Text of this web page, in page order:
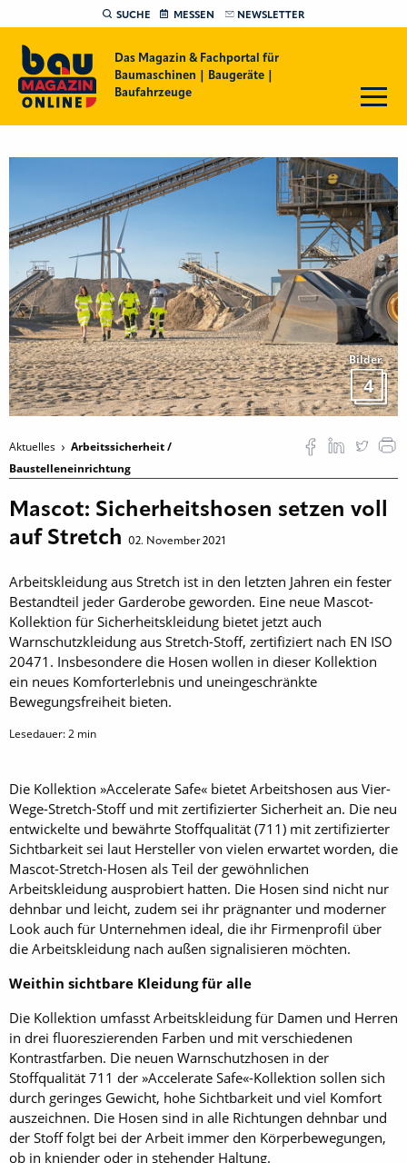
SUCHE MESSEN NEWSLETTER
Das Magazin & Fachportal für
Baumaschinen | Baugeräte |
Baufahrzeuge
Bilder
4
Aktuelles
Arbeitssicherheit /
Baustelleneinrichtung
Mascot: Sicherheitshosen setzen voll
auf Stretch
02. November 2021
Arbeitskleidung aus Stretch ist in den letzten Jahren ein fester
Bestandteil jeder Garderobe geworden. Eine neue Mascot-
Kollektion für Sicherheitskleidung bietet jetzt auch
Warnschutzkleidung aus Stretch-Stoff, zertifiziert nach EN ISO
20471. Insbesondere die Hosen wollen in dieser Kollektion
ein neues Komforterlebnis und uneingeschränkte
Bewegungsfreiheit bieten.
Lesedauer:2 min
Die Kollektion »Accelerate Safe« bietet Arbeitshosen aus Vier-
Wege-Stretch-Stoff und mit zertifizierter Sicherheit an. Die neu
entwickelte und bewährte Stoffqualität (711) mit zertifizierter
Sichtbarkeit sei laut Hersteller von vielen erwartet worden, die
Mascot-Stretch-Hosen als Teil der gewöhnlichen
Arbeitskleidung ausprobiert hatten. Die Hosen sind nicht nur
dehnbar und leicht, zudem sei ihr prägnanter und moderner
Look auch für Unternehmen ideal, die ihr Firmenprofil über
die Arbeitskleidung nach außen signalisieren möchten.
Weithin sichtbare Kleidung für alle
Die Kollektion umfasst Arbeitskleidung für Damen und Herren
in drei fluoreszierenden Farben und mit verschiedenen
Kontrastfarben. Die neuen Warnschutzhosen in der
Stoffqualität 711 der »Accelerate Safe«-Kollektion sollen sich
durch geringes Gewicht, hohe Sichtbarkeit und viel Komfort
auszeichnen. Die Hosen sind in alle Richtungen dehnbar und
der Stoff folgt bei der Arbeit immer den Körperbewegungen,
ob in kniender oder in stehender Haltung.